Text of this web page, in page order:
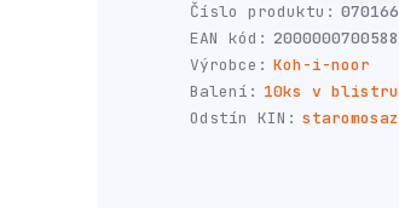
Číslo produktu: 070166
EAN kód: 2000000700588
Výrobce: Koh-i-noor
Balení: 10ks v blistru
Odstín KIN: staromosaz